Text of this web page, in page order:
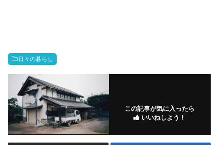
日々の暮らし
この記事が気に入ったら
いいねしよう！